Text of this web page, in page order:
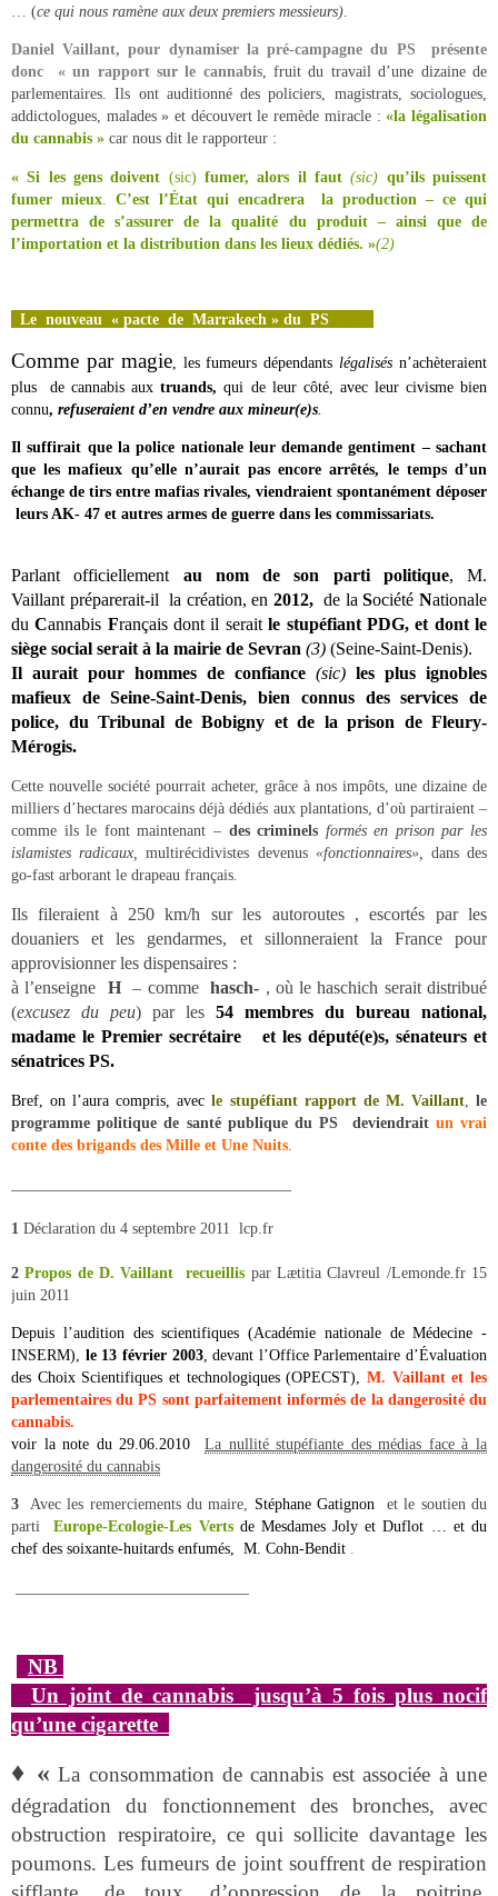
… (ce qui nous ramène aux deux premiers messieurs)
Daniel Vaillant, pour dynamiser la pré-campagne du PS présente
donc « un rapport sur le cannabis, fruit du travail d’une dizaine de
parlementaires. Ils ont auditionné des policiers, magistrats, sociologues,
addictologues, malades » et découvert le remède miracle : «la légalisation
du cannabis » car nous dit le rapporteur :
« Si les gens doivent (sic) fumer, alors il faut(sic) qu’ils puissent
fumer mieux. C’est l’État qui encadrera la production – ce qui
permettra de s’assurer de la qualité du produit – ainsi que de
l’importation et la distribution dans les lieux dédiés. »(2)
Le nouveau « pacte de Marrakech » du PS
Comme par magie, les fumeurs dépendants légalisésn’achèteraient
plus de cannabis auxtruands, qui de leur côté, avec leur civisme bien
connu, refuseraient d’en vendre aux mineur(e)s
Il suffirait que la police nationale leur demande gentiment – sachant
que les mafieux qu’elle n’aurait pas encore arrêtés, le temps d’un
échange de tirs entre mafias rivales, viendraient spontanément déposer
leurs AK- 47 et autres armes de guerre dans les commissariats.
Parlant officiellement au nom de son parti politique, M.
Vaillant préparerait-il la création, en 2012, de la SociétéNationale
duCannabis Français dont il seraitle stupéfiant PDG, et dont le
siège social serait à la mairie de Sevran (3) (Seine-Saint-Denis).
Il aurait pour hommes de confiance (sic) les plus ignobles
mafieux de Seine-Saint-Denis, bien connus des services de
police, du Tribunal de Bobigny et de la prison de Fleury-
Mérogis.
Cette nouvelle société pourrait acheter, grâce à nos impôts, une dizaine de
milliers d’hectares marocains déjà dédiés aux plantations, d’où partiraient –
comme ils le font maintenant – des criminels formés en prison par les
islamistes radicaux, multirécidivistes devenus «fonctionnaires», dans des
go-fast arborant le drapeau français.
Ils fileraient à 250 km/h sur les autoroutes , escortés par les
douaniers et les gendarmes, et sillonneraient la France pour
approvisionner les dispensaires :
à l’enseigne H – comme hasch- , où le haschich serait distribué
(excusez du peu) par les 54 membres du bureau national,
madame le Premier secrétaire et les député(e)s, sénateurs et
sénatrices PS.
Bref, on l’aura compris, avecle stupéfiant rapport de M. Vaillant,
le
programme politique de santé publique du PS deviendrait un vrai
conte des brigands des Mille et Une Nuits
1 Déclaration du 4 septembre 2011 lcp.fr
2 Propos de D. Vaillant recueillis par Lætitia Clavreul /Lemonde.fr 15
juin 2011
Depuis l’audition des scientifiques (Académie nationale de Médecine -
INSERM), le 13 février 2003, devant l’Office Parlementaire d’Évaluation
des Choix Scientifiques et technologiques (OPECST),
M. Vaillant et les
parlementaires du PS sont parfaitement informés de la dangerosité du
cannabis.
voir la note du 29.06.2010
La nullité stupéfiante des médias face à la
dangerosité du cannabis
3 Avec les remerciements du maire, Stéphane Gatignon et le soutien du
parti
Europe-Ecologie-Les Verts de MesdamesJoly et Duflot … et du
chef des soixante-huitards enfumés, M. Cohn-Bendit .
NB
Un joint de cannabis jusqu’à 5 fois plus nocif
qu’une cigarette
♦ « La consommation de cannabis est associée à une
dégradation du fonctionnement des bronches, avec
obstruction respiratoire, ce qui sollicite davantage les
poumons. Les fumeurs de joint souffrent de respiration